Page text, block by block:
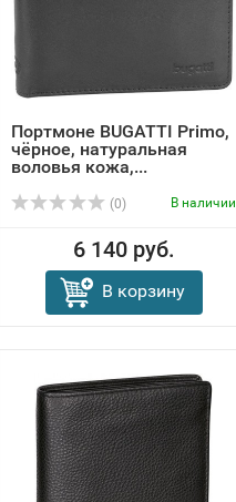
Портмоне BUGATTI Primo,
чёрное, натуральная
воловья кожа,...
(0) В наличии
6 140 руб.
В корзину